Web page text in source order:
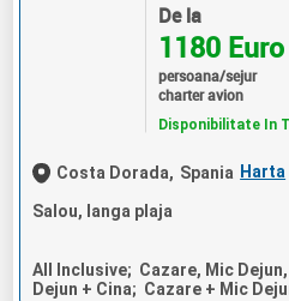
De la
1180 Euro
persoana/sejur
charter avion
Disponibilitate In
Costa Dorada, Spania Harta
Salou, langa plaja
All Inclusive; Cazare, Mic
Dejun + Cina; Cazare + Mic